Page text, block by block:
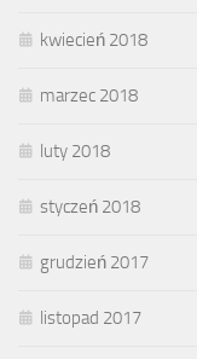
kwiecień 2018
marzec 2018
luty 2018
styczeń 2018
grudzień 2017
listopad 2017